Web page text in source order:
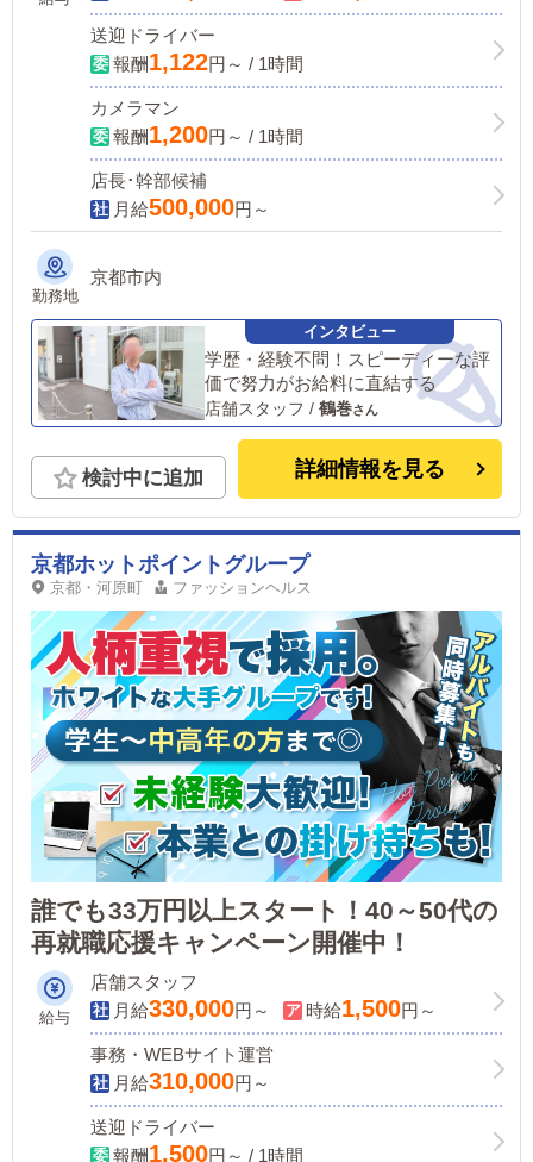
送迎ドライバー
報酬1,122円～ / 1時間
カメラマン
報酬1,200円～ / 1時間
店長･幹部候補
月給500,000円～
勤務地
京都市内
学歴・経験不問！スピーディーな評
価で努力がお給料に直結する
店舗スタッフ / 鶴巻
検討中に追加 詳細情報を見る
京都ホットポイントグループ
京都・河原町 ファッションヘルス
誰でも33万円以上スタート！40～50代の
再就職応援キャンペーン開催中！
給与
店舗スタッフ
月給330,000円～ 時給1,500円～
事務・WEBサイト運営
月給310,000円～
送迎ドライバー
報酬1,500円～ / 1時間